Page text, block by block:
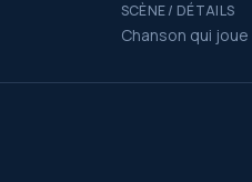
SCÈNE / DÉTAILS
Chanson qui